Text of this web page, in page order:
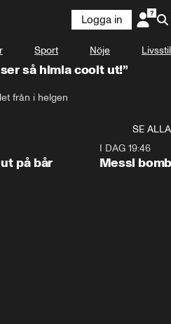
Logga in
Sport Nöje Livsstil
så himla coolt ut!”
från i helgen
SE ALLA
på bår
I DAG 19:46
Messi